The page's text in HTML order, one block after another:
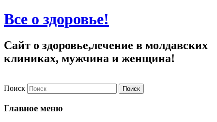
Все о здоровье!
Сайт о здоровье,лечение в молдавских
клиниках, мужчина и женщина!
Поиск
Главное меню